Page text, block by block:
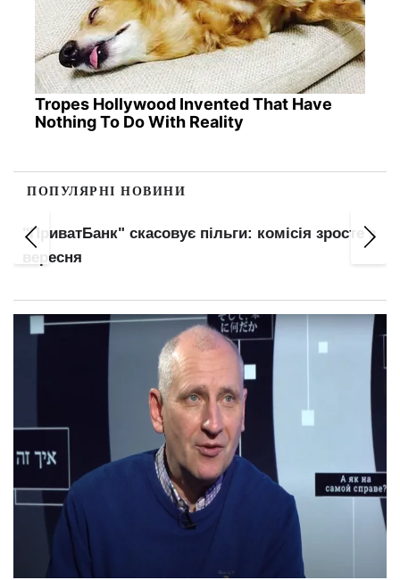
Tropes Hollywood Invented That Have
Nothing To Do With Reality
ПОПУЛЯРНІ НОВИНИ
зросте з
Гороскоп на сьогодні 9 серпня: